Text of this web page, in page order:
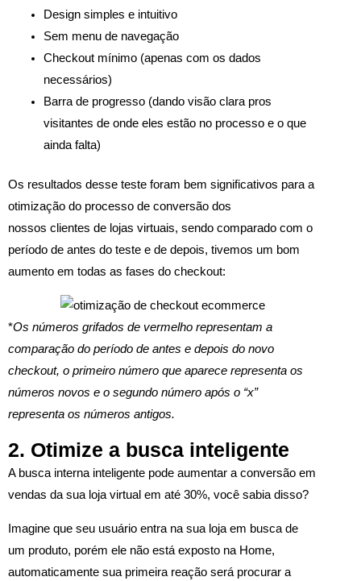
Design simples e intuitivo
Sem menu de navegação
Checkout mínimo (apenas com os dados
necessários)
Barra de progresso (dando visão clara pros
visitantes de onde eles estão no processo e o que
ainda falta)
Os resultados desse teste foram bem significativos para a
otimização do processo de conversão dos
nossos clientes de lojas virtuais, sendo comparado com o
período de antes do teste e de depois, tivemos um bom
aumento em todas as fases do checkout:
*Os números grifados de vermelho representam a
comparação do período de antes e depois do novo
checkout, o primeiro número que aparece representa os
números novos e o segundo número após o “x”
representa os números antigos.
2. Otimize a busca inteligente
A busca interna inteligente pode aumentar a conversão em
vendas da sua loja virtual em até 30%, você sabia disso?
Imagine que seu usuário entra na sua loja em busca de
um produto, porém ele não está exposto na Home,
automaticamente sua primeira reação será procurar a